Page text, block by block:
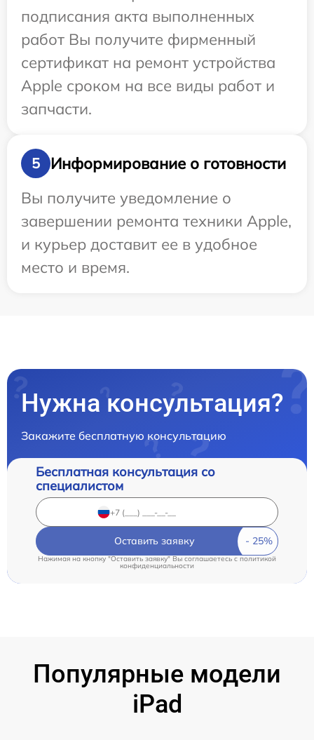
подписания акта выполненных
работ Вы получите фирменный
сертификат на ремонт устройства
Apple сроком на все виды работ и
запчасти.
5
Информирование о готовности
Вы получите уведомление о
завершении ремонта техники Apple,
и курьер доставит ее в удобное
место и время.
Нужна консультация?
Закажите бесплатную консультацию
Бесплатная консультация со
специалистом
Оставить заявку
Нажимая на кнопку "Оставить заявку" Вы соглашаетесь c политикой
конфиденциальности
Популярные модели
iPad